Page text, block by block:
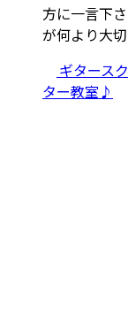
方に一言下
が何より大
ギタース
ター教室♪